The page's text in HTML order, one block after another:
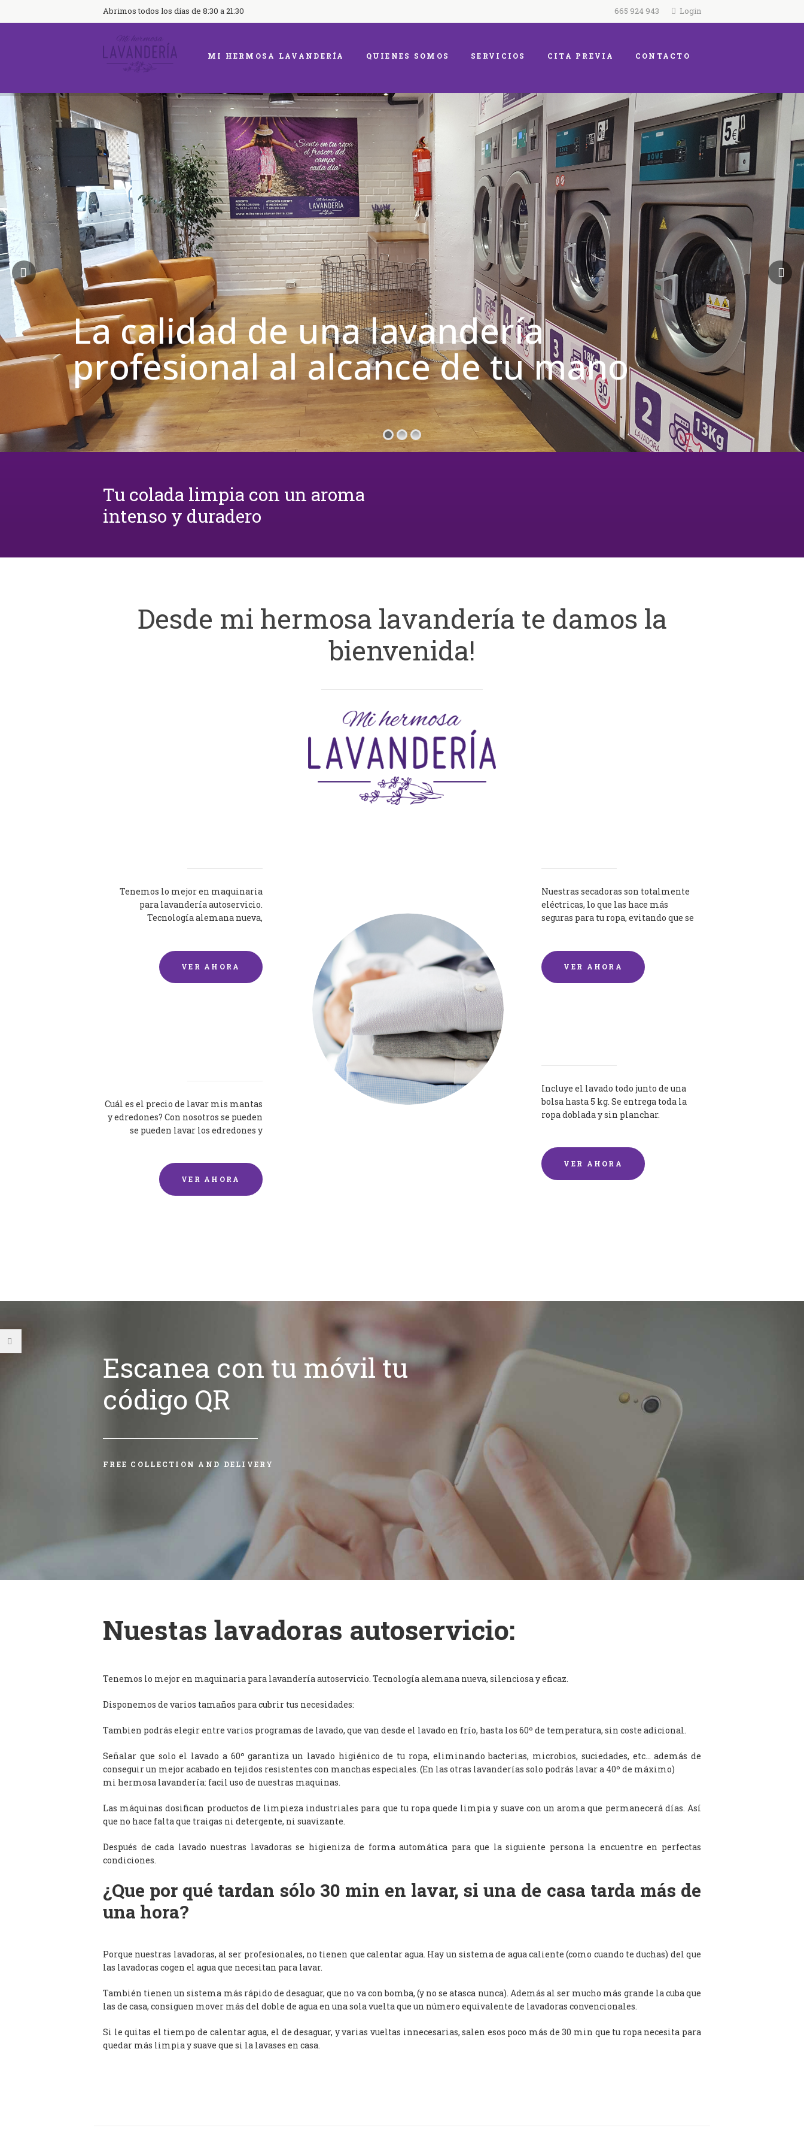
Abrimos todos los días de 8:30 a 21:30 665 924 943 Login
MI HERMOSA LAVANDERÍA QUIENES SOMOS SERVICIOS CITA PREVIA CONTACTO
La calidad de una lavandería
profesional al alcance de tu mano
Tu colada limpia con un aroma
intenso y duradero
Desde mi hermosa lavandería te damos la
bienvenida!
Tenemos lo mejor en maquinaria
para lavandería autoservicio.
Tecnología alemana nueva,
VER AHORA
Nuestras secadoras son totalmente
eléctricas, lo que las hace más
seguras para tu ropa, evitando que se
VER AHORA
Cuál es el precio de lavar mis mantas
y edredones? Con nosotros se pueden
se pueden lavar los edredones y
VER AHORA
Incluye el lavado todo junto de una
bolsa hasta 5 kg. Se entrega toda la
ropa doblada y sin planchar.
VER AHORA
Escanea con tu móvil tu
código QR
FREE COLLECTION AND DELIVERY
Nuestas lavadoras autoservicio:
Tenemos lo mejor en maquinaria para lavandería autoservicio. Tecnología alemana nueva, silenciosa y eficaz.
Disponemos de varios tamaños para cubrir tus necesidades:
Tambien podrás elegir entre varios programas de lavado, que van desde el lavado en frío, hasta los 60º de temperatura, sin coste adicional.
Señalar que solo el lavado a 60º garantiza un lavado higiénico de tu ropa, eliminando bacterias, microbios, suciedades, etc… además de
conseguir un mejor acabado en tejidos resistentes con manchas especiales. (En las otras lavanderías solo podrás lavar a 40º de máximo)
mi hermosa lavandería: facil uso de nuestras maquinas.
Las máquinas dosifican productos de limpieza industriales para que tu ropa quede limpia y suave con un aroma que permanecerá días. Así
que no hace falta que traigas ni detergente, ni suavizante.
Después de cada lavado nuestras lavadoras se higieniza de forma automática para que la siguiente persona la encuentre en perfectas
condiciones.
¿Que por qué tardan sólo 30 min en lavar, si una de casa tarda más de
una hora?
Porque nuestras lavadoras, al ser profesionales, no tienen que calentar agua. Hay un sistema de agua caliente (como cuando te duchas) del que
las lavadoras cogen el agua que necesitan para lavar.
También tienen un sistema más rápido de desaguar, que no va con bomba, (y no se atasca nunca). Además al ser mucho más grande la cuba que
las de casa, consiguen mover más del doble de agua en una sola vuelta que un número equivalente de lavadoras convencionales.
Si le quitas el tiempo de calentar agua, el de desaguar, y varias vueltas innecesarias, salen esos poco más de 30 min que tu ropa necesita para
quedar más limpia y suave que si la lavases en casa.